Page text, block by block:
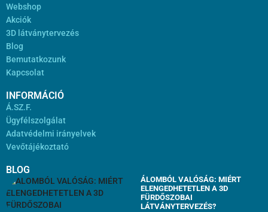
Webshop
Akciók
3D látványtervezés
Blog
Bemutatkozunk
Kapcsolat
INFORMÁCIÓ
Á.SZ.F.
Ügyfélszolgálat
Adatvédelmi irányelvek
Vevőtájékoztató
BLOG
ÁLOMBÓL VALÓSÁG: MIÉRT
ELENGEDHETETLEN A 3D
FÜRDŐSZOBAI
LÁTVÁNYTERVEZÉS?